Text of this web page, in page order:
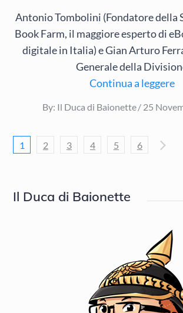
Antonio Tombolini (Fondatore della
Book Farm, il maggiore esperto di
digitale in Italia) e Gian Arturo
Generale della
Continua a leggere
By: Il Duca di Baionette
Posted
25
Navigazione
articoli
1 2 3 4 5 6
Il Duca di Baionette